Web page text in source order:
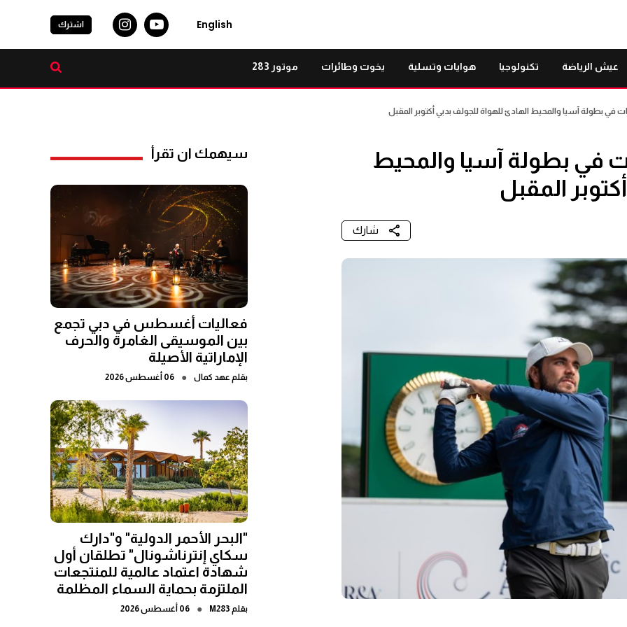
English اشترك
عيش الرياضة تكنولوجيا هوايات وتسلية يخوت وطائرات موتور 283
في بطولة آسيا والمحيط الهادئ للهواة للجولف بدبي أكتوبر المقبل
في بطولة آسيا والمحيط
المقبل
شارك
سيهمك ان تقرأ
فعاليات أغسطس في دبي تجمع
بين الموسيقى الغامرة والحرف
الإماراتية الأصيلة
بقلم عهد كمال ● 06 أغسطس 2026
"البحر الأحمر الدولية" و"دارك
سكاي إنترناشونال" تطلقان أول
شهادة اعتماد عالمية للمنتجعات
الملتزمة بحماية السماء المظلمة
بقلم M283
● 06 أغسطس 2026